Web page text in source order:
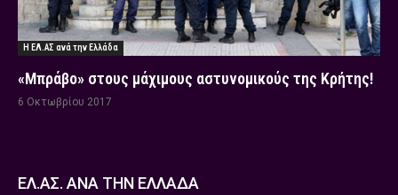
Η ΕΛ.ΑΣ ανά την Ελλάδα
«Μπράβο» στους μάχιμους αστυνομικούς της Κρήτης!
6 Οκτωβρίου 2017
ΕΛ.ΑΣ. ΑΝΑ ΤΗΝ ΕΛΛΑΔΑ